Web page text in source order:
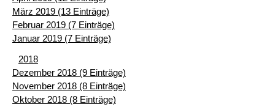
März 2019 (13 Einträge)
Februar 2019 (7 Einträge)
Januar 2019 (7 Einträge)
2018
Dezember 2018 (9 Einträge)
November 2018 (8 Einträge)
Oktober 2018 (8 Einträge)